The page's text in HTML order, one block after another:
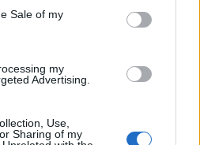
store information including but
behaviour. You may click to
and its third-party tags to
Sale of my
my
Advertising.
Use,
Sharing of my
FRASI
celebri